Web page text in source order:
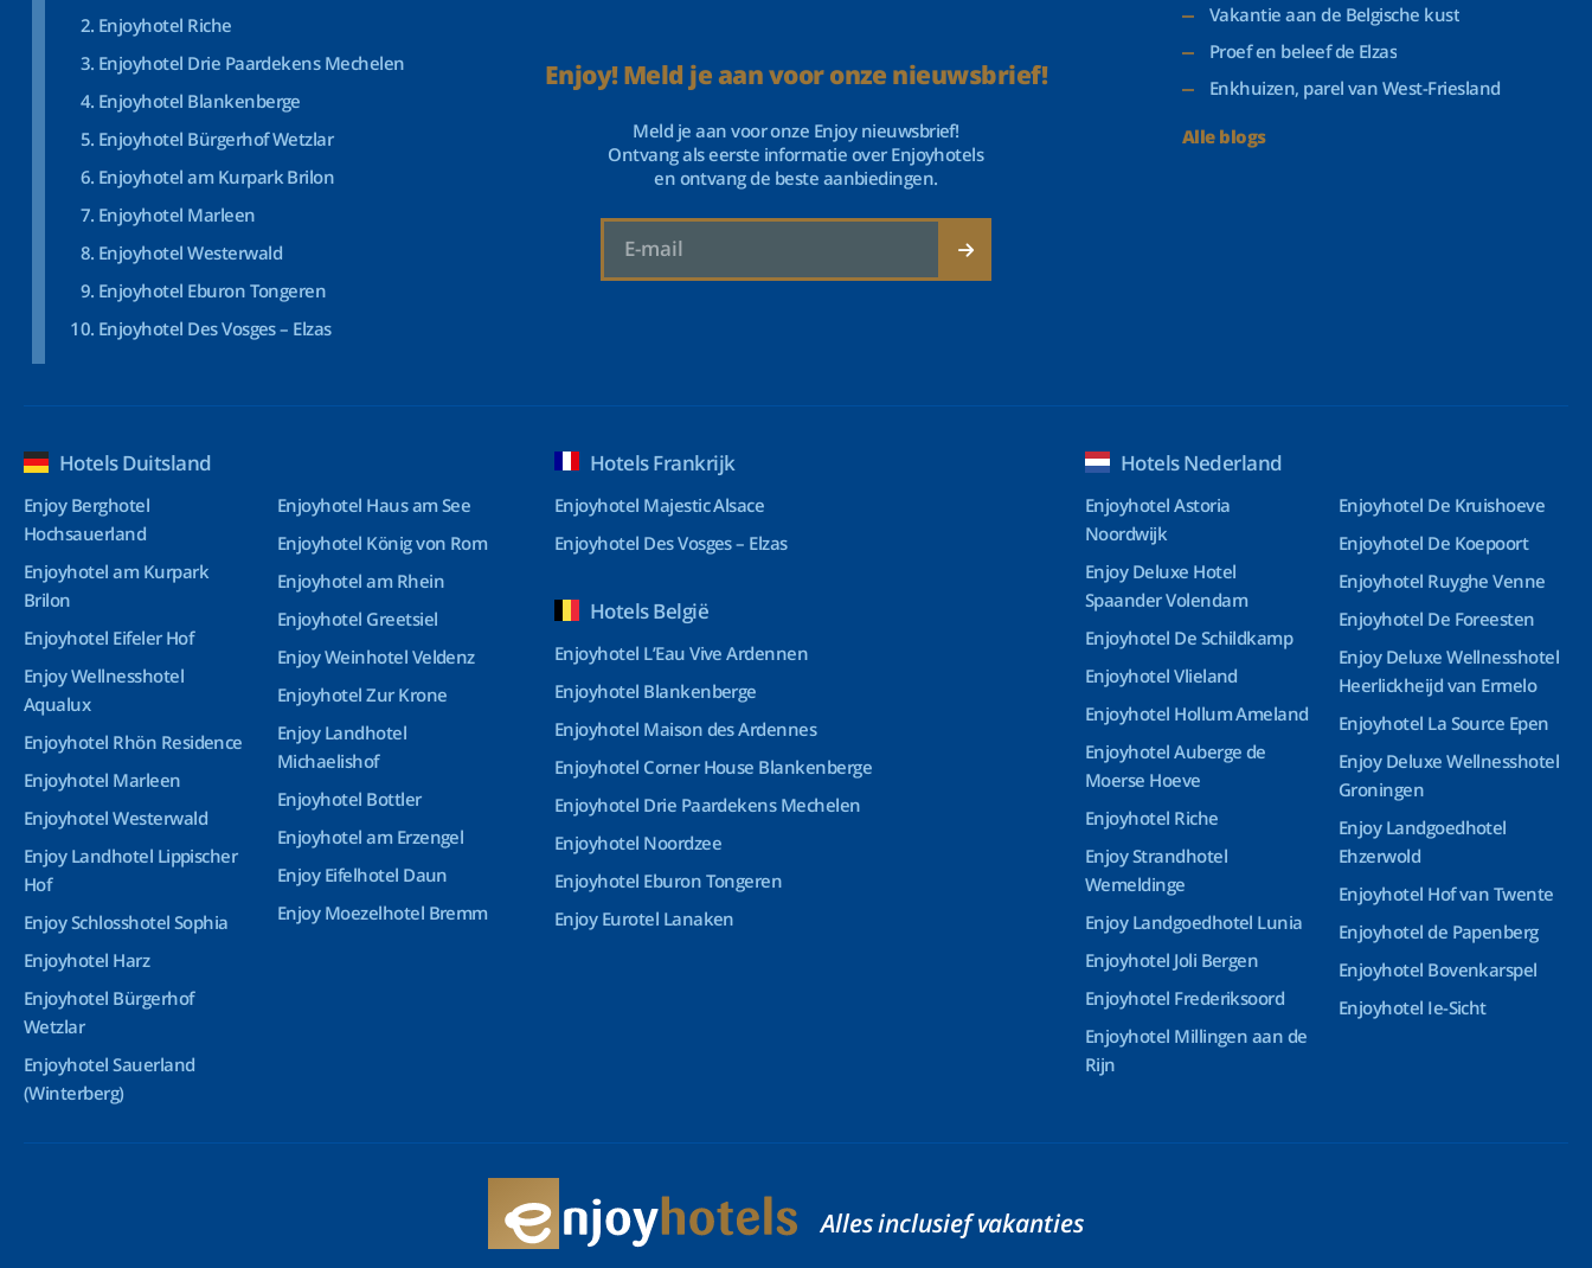
Enjoyhotel Riche
Enjoyhotel Drie Paardekens Mechelen
Enjoyhotel Blankenberge
Enjoyhotel Bürgerhof Wetzlar
Enjoyhotel am Kurpark Brilon
Enjoyhotel Marleen
Enjoyhotel Westerwald
Enjoyhotel Eburon Tongeren
Enjoyhotel Des Vosges – Elzas
Enjoy! Meld je aan voor onze nieuwsbrief!
Meld je aan voor onze Enjoy nieuwsbrief!
Ontvang als eerste informatie over Enjoyhotels
en ontvang de beste aanbiedingen.
Vakantie aan de Belgische kust
Proef en beleef de Elzas
Enkhuizen, parel van West-Friesland
Alle blogs
Hotels Duitsland
Enjoy Berghotel
Hochsauerland
Enjoyhotel am Kurpark
Brilon
Enjoyhotel Eifeler Hof
Enjoy Wellnesshotel
Aqualux
Enjoyhotel Rhön Residence
Enjoyhotel Marleen
Enjoyhotel Westerwald
Enjoy Landhotel Lippischer
Hof
Enjoy Schlosshotel Sophia
Enjoyhotel Harz
Enjoyhotel Bürgerhof
Wetzlar
Enjoyhotel Sauerland
(Winterberg)
Enjoyhotel Haus am See
Enjoyhotel König von Rom
Enjoyhotel am Rhein
Enjoyhotel Greetsiel
Enjoy Weinhotel Veldenz
Enjoyhotel Zur Krone
Enjoy Landhotel
Michaelishof
Enjoyhotel Bottler
Enjoyhotel am Erzengel
Enjoy Eifelhotel Daun
Enjoy Moezelhotel Bremm
Hotels Frankrijk
Enjoyhotel Majestic Alsace
Enjoyhotel Des Vosges – Elzas
Hotels België
Enjoyhotel L’Eau Vive Ardennen
Enjoyhotel Blankenberge
Enjoyhotel Maison des Ardennes
Enjoyhotel Corner House Blankenberge
Enjoyhotel Drie Paardekens Mechelen
Enjoyhotel Noordzee
Enjoyhotel Eburon Tongeren
Enjoy Eurotel Lanaken
Hotels Nederland
Enjoyhotel Astoria
Noordwijk
Enjoy Deluxe Hotel
Spaander Volendam
Enjoyhotel De Schildkamp
Enjoyhotel Vlieland
Enjoyhotel Hollum Ameland
Enjoyhotel Auberge de
Moerse Hoeve
Enjoyhotel Riche
Enjoy Strandhotel
Wemeldinge
Enjoy Landgoedhotel Lunia
Enjoyhotel Joli Bergen
Enjoyhotel Frederiksoord
Enjoyhotel Millingen aan de
Rijn
Enjoyhotel De Kruishoeve
Enjoyhotel De Koepoort
Enjoyhotel Ruyghe Venne
Enjoyhotel De Foreesten
Enjoy Deluxe Wellnesshotel
Heerlickheijd van Ermelo
Enjoyhotel La Source Epen
Enjoy Deluxe Wellnesshotel
Groningen
Enjoy Landgoedhotel
Ehzerwold
Enjoyhotel Hof van Twente
Enjoyhotel de Papenberg
Enjoyhotel Bovenkarspel
Enjoyhotel Ie-Sicht
Alles inclusief vakanties